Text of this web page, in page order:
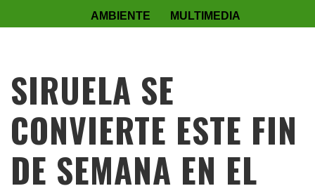
AMBIENTE
MULTIMEDIA
SIRUELA SE
CONVIERTE ESTE FIN
DE SEMANA EN EL